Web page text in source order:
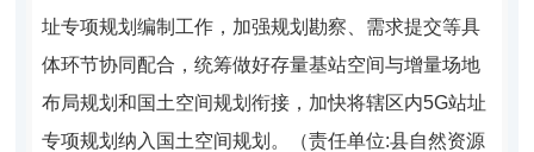
址专项规划编制工作，加强规划勘察、需求提交等具
体环节协同配合，统筹做好存量基站空间与增量场地
布局规划和国土空间规划衔接，加快将辖区内5G站址
专项规划纳入国土空间规划。（责任单位:县自然资源